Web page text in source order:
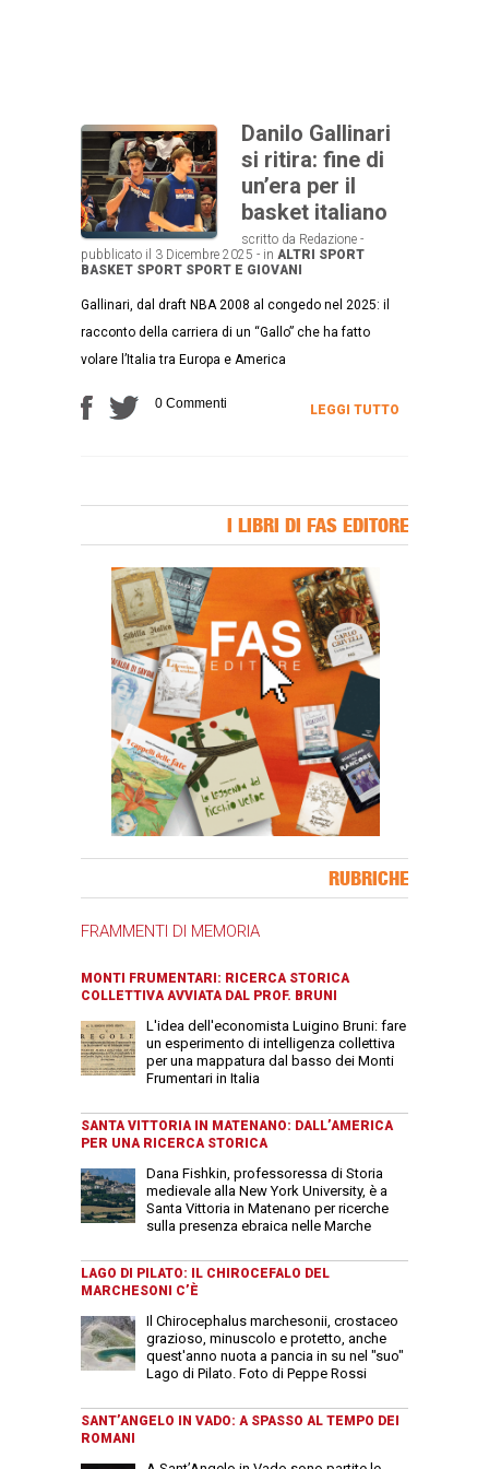
Danilo Gallinari
si ritira: fine di
un’era per il
basket italiano
scritto da Redazione -
pubblicato il 3 Dicembre 2025 - in ALTRI SPORT
BASKET SPORT SPORT E GIOVANI
Gallinari, dal draft NBA 2008 al congedo nel 2025: il
racconto della carriera di un “Gallo” che ha fatto
volare l’Italia tra Europa e America
0 Commenti LEGGI TUTTO
I LIBRI DI FAS EDITORE
RUBRICHE
FRAMMENTI DI MEMORIA
MONTI FRUMENTARI: RICERCA STORICA
COLLETTIVA AVVIATA DAL PROF. BRUNI
L'idea dell'economista Luigino Bruni: fare
un esperimento di intelligenza collettiva
per una mappatura dal basso dei Monti
Frumentari in Italia
SANTA VITTORIA IN MATENANO: DALL’AMERICA
PER UNA RICERCA STORICA
Dana Fishkin, professoressa di Storia
medievale alla New York University, è a
Santa Vittoria in Matenano per ricerche
sulla presenza ebraica nelle Marche
LAGO DI PILATO: IL CHIROCEFALO DEL
MARCHESONI C’È
Il Chirocephalus marchesonii, crostaceo
grazioso, minuscolo e protetto, anche
quest'anno nuota a pancia in su nel "suo"
Lago di Pilato. Foto di Peppe Rossi
SANT’ANGELO IN VADO: A SPASSO AL TEMPO DEI
ROMANI